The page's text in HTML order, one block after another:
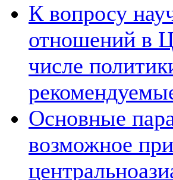
К вопросу
отношений в
числе
Основные
возможное